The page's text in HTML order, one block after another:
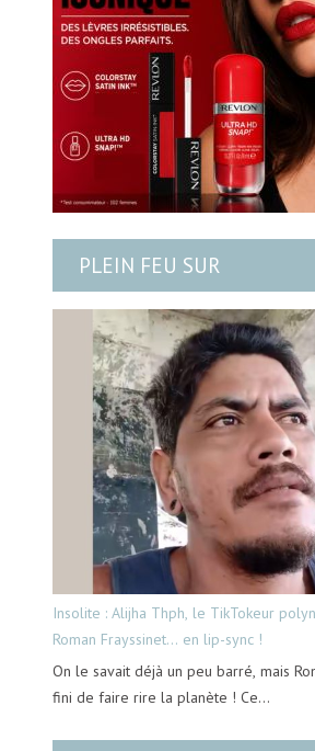
PLEIN FEU SUR
Insolite : Alijha Thph, le TikTokeur
Roman Frayssinet… en lip-sync !
On le savait déjà un peu barré, mais
fini de faire rire la planète ! Ce…